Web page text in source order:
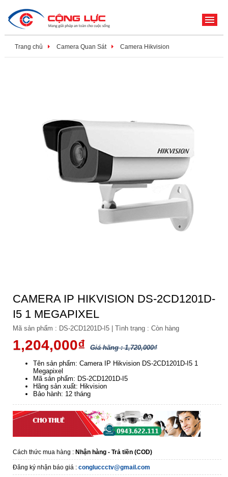
Trang chủ Camera Quan Sát Camera Hikvision
CAMERA IP HIKVISION DS-2CD1201D-
I5 1 MEGAPIXEL
Mã sản phẩm : DS-2CD1201D-I5 | Tình trạng : Còn hàng
1,204,000₫ Giá hãng : 1,720,000₫
Tên sản phẩm: Camera IP Hikvision DS-2CD1201D-I5 1
Megapixel
Mã sản phẩm: DS-2CD1201D-I5
Hãng sản xuất: Hikvision
Bảo hành: 12 tháng
Cách thức mua hàng : Nhận hàng - Trả tiền (COD)
Đăng ký nhận báo giá : congluccctv@gmail.com